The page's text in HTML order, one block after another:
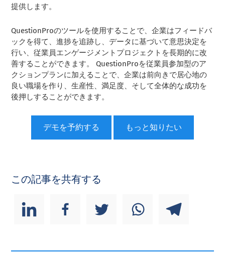
提供します。
QuestionProのツールを使用することで、企業はフィードバ
ックを得て、進捗を追跡し、データに基づいて意思決定を
行い、従業員エンゲージメントプロジェクトを長期的に改
善することができます。 QuestionProを従業員参加型のア
クションプランに加えることで、企業は前向きで居心地の
良い職場を作り、生産性、満足度、そして全体的な成功を
後押しすることができます。
デモを予約する もっと知りたい
この記事を共有する